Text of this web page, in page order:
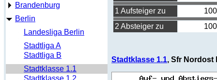
Brandenburg
Berlin
Landesliga Berlin
Stadtliga A
Stadtliga B
Stadtklasse 1.1
Stadtklasse 1.2
1 Aufsteiger zu
2 Absteiger zu
Stadtklasse 1.1, Sfr Nordost